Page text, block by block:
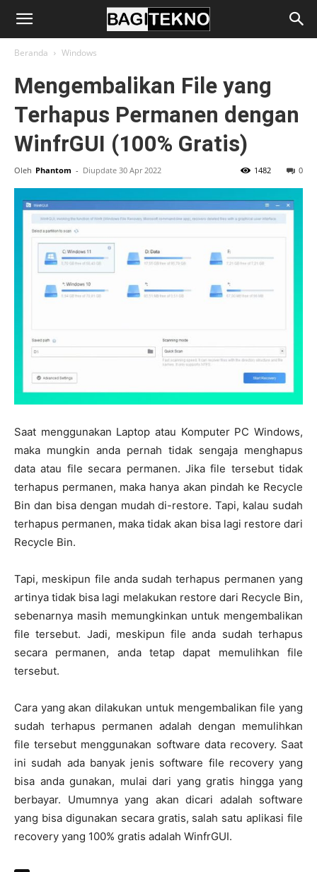
BagiTekno
Beranda Windows
Mengembalikan File yang
Terhapus Permanen dengan
WinfrGUI (100% Gratis)
Oleh Phantom - Diupdate 30 Apr 2022 0
1482
Saat menggunakan Laptop atau Komputer PC Windows,
maka mungkin anda pernah tidak sengaja menghapus
data atau file secara permanen. Jika file tersebut tidak
terhapus permanen, maka hanya akan pindah ke Recycle
Bin dan bisa dengan mudah di-restore. Tapi, kalau sudah
terhapus permanen, maka tidak akan bisa lagi restore dari
Recycle Bin.
Tapi, meskipun file anda sudah terhapus permanen yang
artinya tidak bisa lagi melakukan restore dari Recycle Bin,
sebenarnya masih memungkinkan untuk mengembalikan
file tersebut. Jadi, meskipun file anda sudah terhapus
secara permanen, anda tetap dapat memulihkan file
tersebut.
Cara yang akan dilakukan untuk mengembalikan file yang
sudah terhapus permanen adalah dengan memulihkan
file tersebut menggunakan software data recovery. Saat
ini sudah ada banyak jenis software file recovery yang
bisa anda gunakan, mulai dari yang gratis hingga yang
berbayar. Umumnya yang akan dicari adalah software
yang bisa digunakan secara gratis, salah satu aplikasi file
recovery yang 100% gratis adalah WinfrGUI.